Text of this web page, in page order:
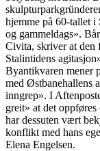
hjemme på 60-tallet i
og gammeldags».
Civita, skriver at den
Stalintidens
Byantikvaren mener
med Østbanehallens
inngrep». I
greit» at det
har dessuten vært
konflikt med hans
Elena Engelsen.